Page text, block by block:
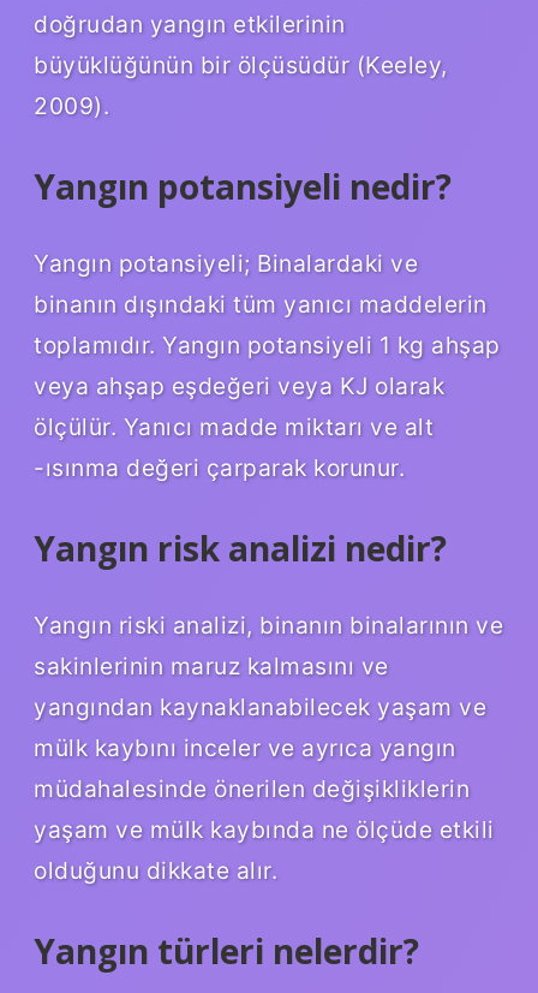
doğrudan yangın etkilerinin
büyüklüğünün bir ölçüsüdür (Keeley,
2009).
Yangın potansiyeli nedir?
Yangın potansiyeli; Binalardaki ve
binanın dışındaki tüm yanıcı maddelerin
toplamıdır. Yangın potansiyeli 1 kg ahşap
veya ahşap eşdeğeri veya KJ olarak
ölçülür. Yanıcı madde miktarı ve alt
-ısınma değeri çarparak korunur.
Yangın risk analizi nedir?
Yangın riski analizi, binanın binalarının ve
sakinlerinin maruz kalmasını ve
yangından kaynaklanabilecek yaşam ve
mülk kaybını inceler ve ayrıca yangın
müdahalesinde önerilen değişikliklerin
yaşam ve mülk kaybında ne ölçüde etkili
olduğunu dikkate alır.
Yangın türleri nelerdir?